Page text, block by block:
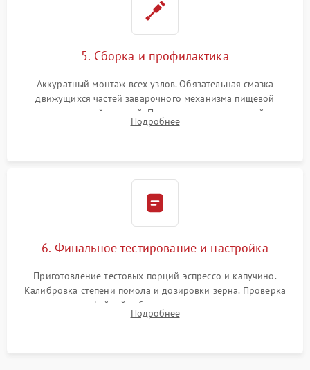
5. Сборка и профилактика
Аккуратный монтаж всех узлов. Обязательная смазка
движущихся частей заварочного механизма пищевой
силиконовой смазкой. Проведение программной
декальцинации и очистки системы от кофейных масел.
Подробнее
6. Финальное тестирование и настройка
Приготовление тестовых порций эспрессо и капучино.
Калибровка степени помола и дозировки зерна. Проверка
плотности кофейной таблетки, температуры напитка и
качества молочной пены. Контроль отсутствия посторонних
Подробнее